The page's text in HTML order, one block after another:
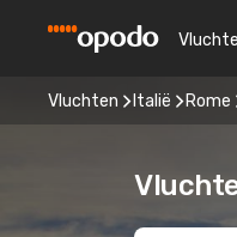
Vluchten Italië Rome